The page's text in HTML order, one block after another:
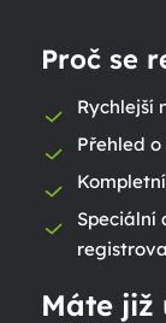
Proč se
Rychlejší
Přehled
Speciální
Máte již